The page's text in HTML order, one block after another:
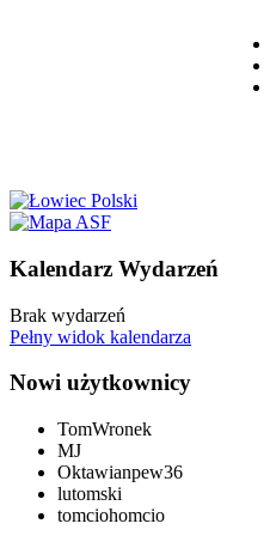
Kalendarz Wydarzeń
Brak wydarzeń
Pełny widok kalendarza
Nowi użytkownicy
TomWronek
MJ
Oktawianpew36
lutomski
tomciohomcio